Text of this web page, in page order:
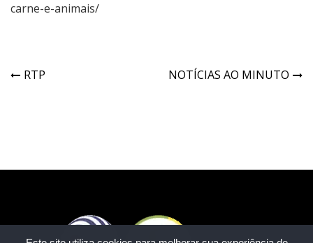
carne-e-animais/
RTP NOTÍCIAS AO MINUTO